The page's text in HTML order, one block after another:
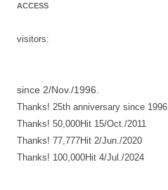
ョ
ン
ACCESS
visitors:
since 2/Nov./1996.
Thanks! 25th anniversary since 1996
Thanks! 50,000Hit 15/Oct./2011
Thanks! 77,777Hit 2/Jun./2020
Thanks! 100,000Hit 4/Jul./2024